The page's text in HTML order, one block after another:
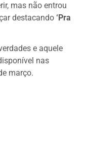
mas não entrou
destacando ‘Pra
e aquele
nas
março.